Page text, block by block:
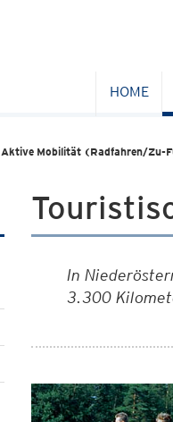
HOME
Aktive Mobilität (Radfahren/Zu-
In
3.300